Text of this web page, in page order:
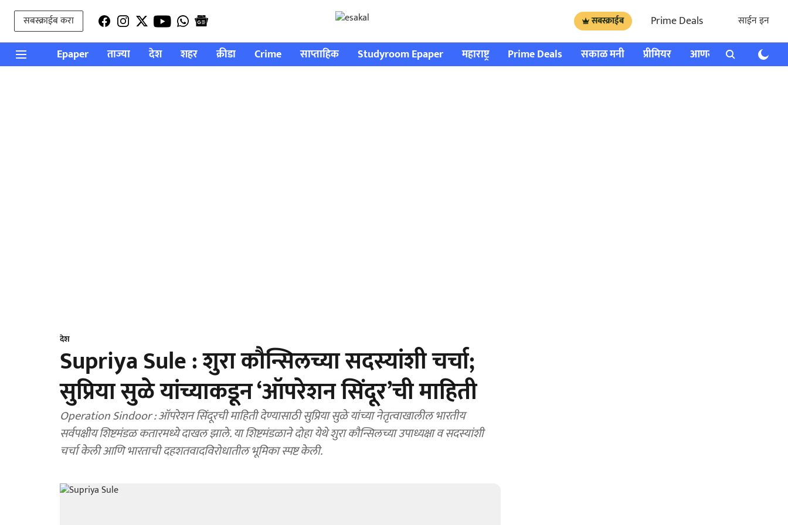
सबस्क्राईब करा सबस्क्राईब Prime Deals साईन इन
Epaper ताज्या देश शहर क्रीडा Crime साप्ताहिक Studyroom Epaper महाराष्ट्र Prime Deals सकाळ मनी प्रीमियर आणखी राशी भविष्य
देश
Supriya Sule : शुरा कौन्सिलच्या सदस्यांशी चर्चा;
सुप्रिया सुळे यांच्याकडून ‘ऑपरेशन सिंदूर’ची माहिती
Operation Sindoor : ऑपरेशन सिंदूरची माहिती देण्यासाठी सुप्रिया सुळे यांच्या नेतृत्वाखालील भारतीय
सर्वपक्षीय शिष्टमंडळ कतारमध्ये दाखल झाले. या शिष्टमंडळाने दोहा येथे शुरा कौन्सिलच्या उपाध्यक्षा व सदस्यांशी
चर्चा केली आणि भारताची दहशतवादविरोधातील भूमिका स्पष्ट केली.